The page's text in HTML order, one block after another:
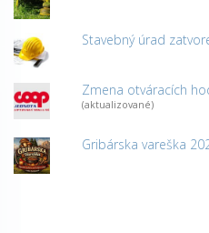
Stavebný úrad
Zmena otváracích
(aktualizované)
Gribárska vareška